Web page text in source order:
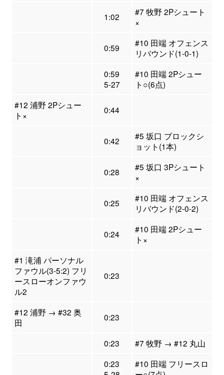
1:02
#7 牧野 2Pシュート
×
0:59
#10 田端 オフェンス
リバウンド(1-0-1)
0:59
5-27
#10 田端 2Pシュー
ト○(6点)
#12 浦野 2Pシュー
ト×
0:44
0:42
#5 坂口 ブロックシ
ョット(1本)
0:28
#5 坂口 3Pシュート
×
0:25
#10 田端 オフェンス
リバウンド(2-0-2)
0:24
#10 田端 2Pシュー
ト×
#1 滝浦 パーソナル
ファウル(3-5:2) フリ
ースローオンファウ
ル2
0:23
#12 浦野 → #32 奥
田
0:23
0:23
#7 牧野 → #12 丸山
0:23
#10 田端 フリースロ